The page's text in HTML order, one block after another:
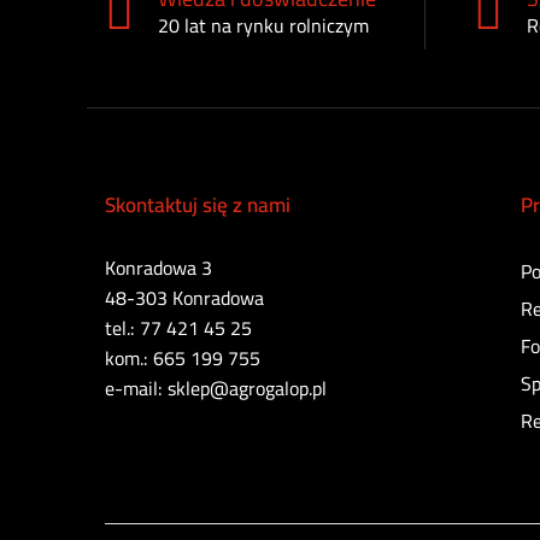
Lamborghini
PETRONAS
Pronar
PROXO
Rockinger
Same
TT Technology
20 lat na rynku rolniczym
Skontaktuj się z nami
Konradowa 3
48-303 Konradowa
tel.: 77 421 45 25
kom.: 665 199 755
e-mail: sklep@agrogalop.pl